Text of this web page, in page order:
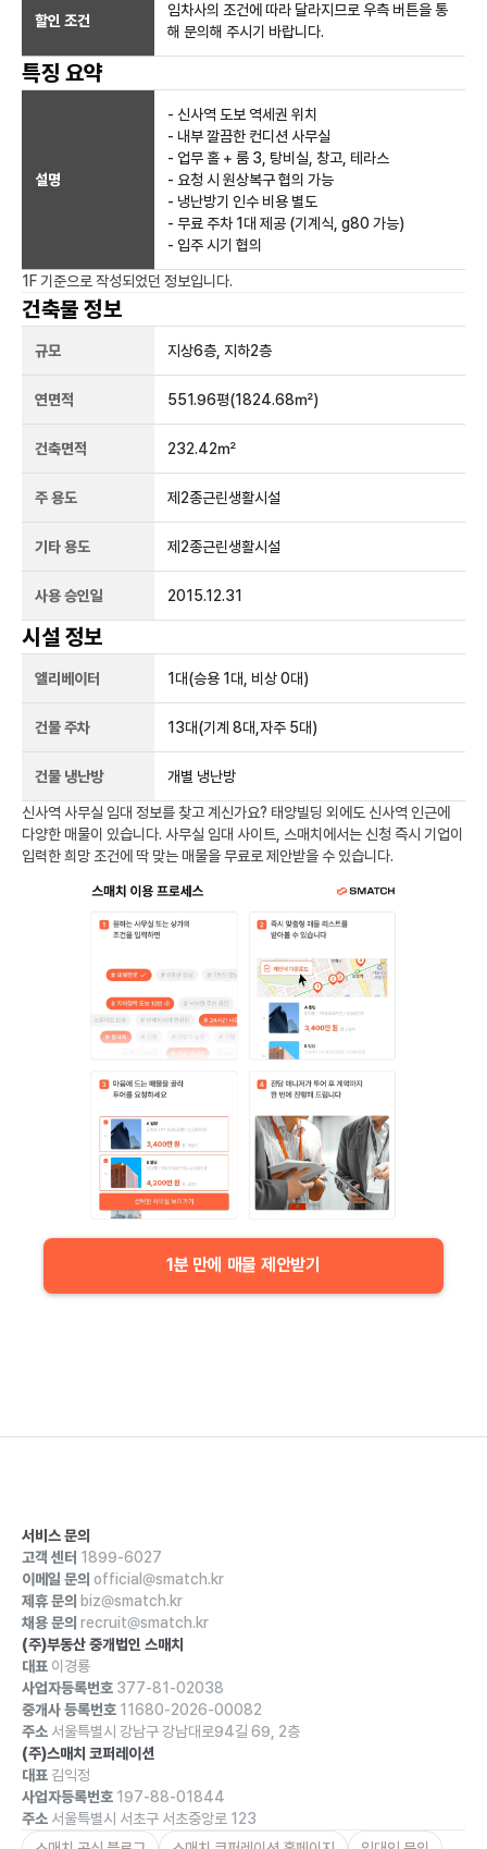
할인 조건
임차사의 조건에 따라 달라지므로 우측 버튼을 통
해 문의해 주시기 바랍니다.
특징 요약
설명
- 신사역 도보 역세권 위치
- 내부 깔끔한 컨디션 사무실
- 업무 홀 + 룸 3, 탕비실, 창고, 테라스
- 요청 시 원상복구 협의 가능
- 냉난방기 인수 비용 별도
- 무료 주차 1대 제공 (기계식, g80 가능)
- 입주 시기 협의
1F 기준으로 작성되었던 정보입니다.
건축물 정보
규모 지상6층, 지하2층
연면적 551.96평(1824.68㎡)
건축면적 232.42㎡
주 용도 제2종근린생활시설
기타 용도 제2종근린생활시설
사용 승인일 2015.12.31
시설 정보
엘리베이터 1 대(승용 1대, 비상 0대)
건물 주차 13대(기계 8대,자주 5대)
건물 냉난방 개별 냉난방
신사역 사무실 임대 정보를 찾고 계신가요? 태양빌딩 외에도 신사역 인근에
다양한 매물이 있습니다. 사무실 임대 사이트, 스매치에서는 신청 즉시 기업이
입력한 희망 조건에 딱 맞는 매물을 무료로 제안받을 수 있습니다.
1분 만에 매물 제안받기
서비스 문의
고객 센터 1899-6027
이메일 문의 official@smatch.kr
제휴 문의 biz@smatch.kr
채용 문의 recruit@smatch.kr
(주)부동산 중개법인 스매치
대표 이경룡
사업자등록번호 377-81-02038
중개사 등록번호 11680-2026-00082
주소 서울특별시 강남구 강남대로94길 69, 2층
(주)스매치 코퍼레이션
대표 김익정
사업자등록번호 197-88-01844
주소 서울특별시 서초구 서초중앙로 123